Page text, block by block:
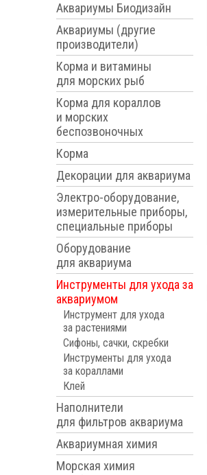
Аквариумы Биодизайн
Аквариумы (другие
производители)
Корма и витамины
для морских рыб
Корма для кораллов
и морских
беспозвоночных
Корма
Декорации для аквариума
Электро-оборудование,
измерительные приборы,
специальные приборы
Оборудование
для аквариума
Инструменты для ухода за
аквариумом
Инструмент для ухода
за растениями
Сифоны, сачки, скребки
Инструменты для ухода
за кораллами
Клей
Наполнители
для фильтров аквариума
Аквариумная химия
Морская химия